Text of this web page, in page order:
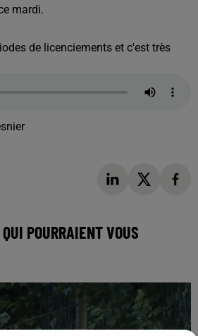
mardi.
de licenciements et c'est très
POURRAIENT VOUS